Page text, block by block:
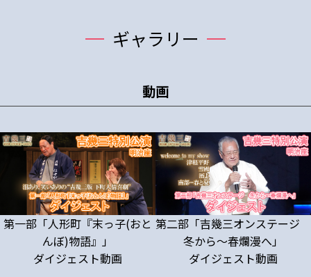
ギャラリー
動画
第一部「人形町『末っ子(おと
んぼ)物語』」
ダイジェスト動画
第二部「吉幾三オンステージ
冬から～春爛漫へ」
ダイジェスト動画